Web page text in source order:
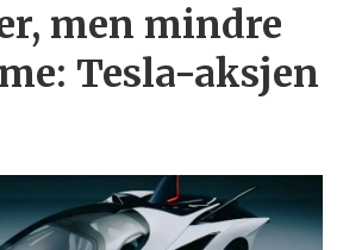
men mindre
Tesla-aksjen